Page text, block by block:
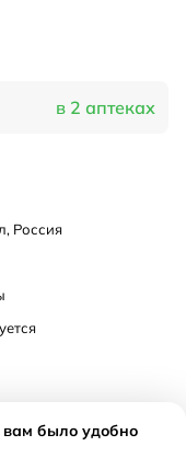
в 2 аптеках
Россия
было удобно